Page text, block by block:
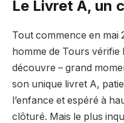
Le Livret A, un
Tout commence en mai
homme de Tours vérifie
découvre – grand
son unique livret A,
l’enfance et espéré à
clôturé. Mais le plus